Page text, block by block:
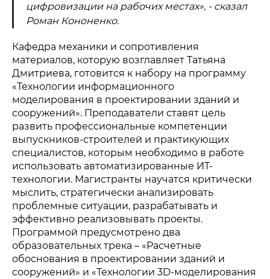
цифровизации на рабочих местах», - сказал
Роман Кононенко.
Кафедра механики и сопротивления
материалов, которую возглавляет Татьяна
Дмитриева, готовится к набору на программу
«Технологии информационного
моделирования в проектировании зданий и
сооружений». Преподаватели ставят цель
развить профессиональные компетенции
выпускников-строителей и практикующих
специалистов, которым необходимо в работе
использовать автоматизированные ИТ-
технологии. Магистранты научатся критически
мыслить, стратегически анализировать
проблемные ситуации, разрабатывать и
эффективно реализовывать проекты.
Программой предусмотрено два
образовательных трека – «Расчетные
обоснования в проектировании зданий и
сооружений» и «Технологии 3D-моделирования